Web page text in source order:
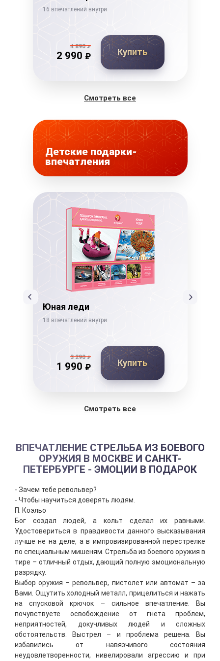
16 впечатлений внутри
4 890₽
2 990 ₽ Купить
Смотреть все
Детские подарки-
впечатления
Юная леди
18 впечатлений внутри
3 290₽
1 990 ₽ Купить
Смотреть все
ВПЕЧАТЛЕНИЕ СТРЕЛЬБА ИЗ БОЕВОГО
ОРУЖИЯ В МОСКВЕ И САНКТ-
ПЕТЕРБУРГЕ - ЭМОЦИИ В ПОДАРОК
- Зачем тебе револьвер?
- Чтобы научиться доверять людям.
П. Коэльо
Бог создал людей, а кольт сделал их равными.
Удостовериться в правдивости данного высказывания
лучше не на деле, а в импровизированной перестрелке
по специальным мишеням. Стрельба из боевого оружия в
тире – отличный отдых, дающий полную эмоциональную
разрядку.
Выбор оружия – револьвер, пистолет или автомат – за
Вами. Ощутить холодный металл, прицелиться и нажать
на спусковой крючок – сильное впечатление. Вы
почувствуете освобождение от гнета проблем,
неприятностей, докучливых людей и сложных
обстоятельств. Выстрел – и проблема решена. Вы
избавились от навязчивого состояния
неудовлетворенности, нивелировали агрессию и при